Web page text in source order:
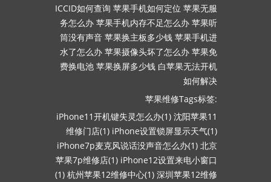
ICCID如何查询 苹果手机如何定位 苹果无服
务怎么办 苹果手机内存不足怎么办 苹果听
筒没有声音 苹果换主板多少钱 苹果手机进
水了怎么办 苹果摄像头坏了怎么办 苹果免
费换电池 苹果换屏多少钱 白苹果无法开机
如何解决
苹果维修Tags标签:
iPhone11开机键失灵怎么办(1) 沈阳苹果11
维修门店(1) iPhone设置锁屏显示天气(1)
iPhone7p麦克风说话没声音怎么办(1) 北京
苹果7p维修店(1) iPhone12设置来电小窗口
(1) 杭州苹果12维修中心(1) 深圳苹果12维修